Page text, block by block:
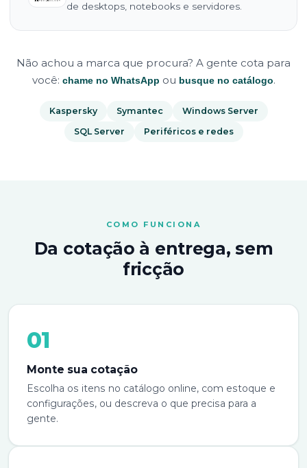
de desktops, notebooks e servidores.
Não achou a marca que procura? A gente cota para
você: chame no WhatsApp ou busque no catálogo.
Kaspersky Symantec
Windows Server
SQL Server
Periféricos e redes
COMO FUNCIONA
Da cotação à entrega, sem
fricção
01
Monte sua cotação
Escolha os itens no catálogo online, com estoque e
configurações, ou descreva o que precisa para a
gente.